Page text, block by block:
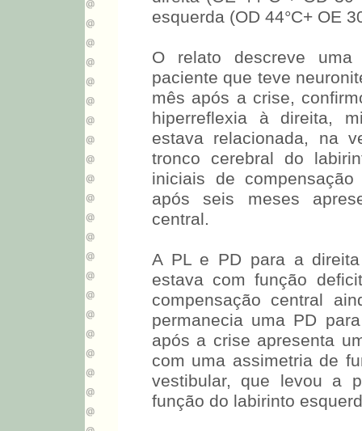
esquerda (OD 44°C+ OE
O relato descreve uma
paciente que teve
mês após a crise,
hiperreflexia à direita,
estava relacionada, na
tronco cerebral do
iniciais de
após seis meses
central.
A PL e PD para a
estava com função
compensação central
permanecia uma PD
após a crise apresenta
com uma assimetria de
vestibular, que levou a
função do labirinto